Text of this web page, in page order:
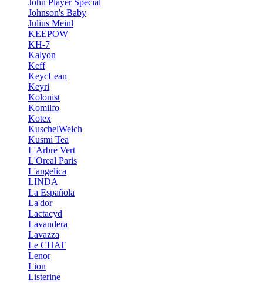
John Player Special
Johnson's Baby
Julius Meinl
KEEPOW
KH-7
Kalyon
Keff
KeycLean
Keyri
Kolonist
Komilfo
Kotex
KuschelWeich
Kusmi Tea
L'Arbre Vert
L'Oreal Paris
L'angelica
LINDA
La Española
La'dor
Lactacyd
Lavandera
Lavazza
Le CHAT
Lenor
Lion
Listerine